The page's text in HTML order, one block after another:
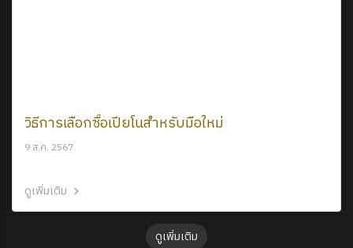
วิธีการเลือกซื้อเปียโนสำหรับมือใหม่
9 ส.ค. 2567
ดูเพิ่มเติม
ดูเพิ่มเติม